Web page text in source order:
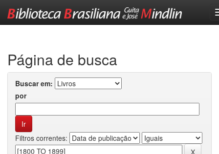
Página de busca
Buscar em:
por
Filtros correntes: